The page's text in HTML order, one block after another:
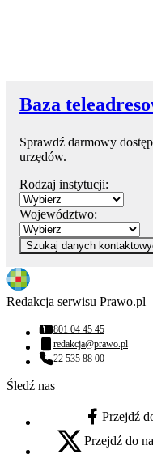
Baza
Sprawdź darmowy
urzędów.
Rodzaj instytucji:
Województwo:
Szukaj danych
Redakcja serwisu Prawo.pl
Numer telefonu:
801 04 45 45
Adres email:
redakcja@prawo.pl
Numer telefonu:
22 535 88 00
Śledź nas
facebook -
Przejdź
x - otwiera się w nowej
Przejdź do